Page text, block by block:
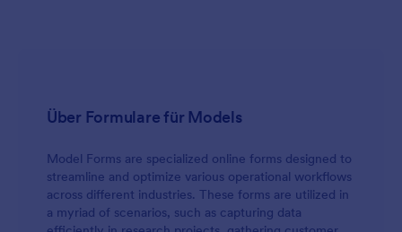
Über Formulare für Models
Model Forms are specialized online forms designed to
streamline and optimize various operational workflows
across different industries. These forms are utilized in
a myriad of scenarios, such as capturing data